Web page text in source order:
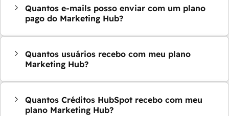
Quantos e-mails posso enviar com um plano
pago do Marketing Hub?
Quantos usuários recebo com meu plano
Marketing Hub?
Quantos Créditos HubSpot recebo com meu
plano Marketing Hub?